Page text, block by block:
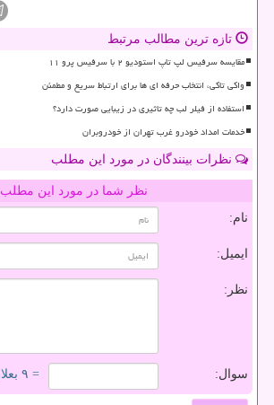
تازه ترین مطالب مرتبط
مقایسه سرفیس لپ تاپ استودیو ۲ با سرفیس پرو ۱۱
واکی تاکی، انتخاب حرفه ای ها برای ارتباط سریع و مطمئن
استفاده از فیلر لب چه تاثیری در زیبایی صورت دارد؟
خدمات امداد خودرو غرب تهران از خودروبران
نظرات بینندگان در مورد این مطلب
نظر شما در مورد این مطلب
نام:
ایمیل:
نظر:
سوال: = ۹ بعلاوه ۱